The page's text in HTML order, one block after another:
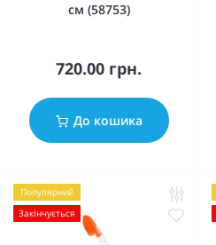
см (58753)
720.00 грн.
До кошика
Популярний
Закінчується